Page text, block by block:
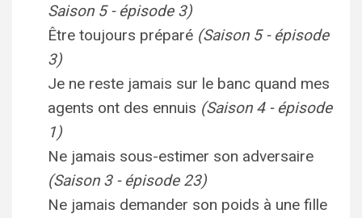
Saison 5 - épisode 3)
Être toujours préparé (Saison 5 - épisode
3)
Je ne reste jamais sur le banc quand mes
agents ont des ennuis (Saison 4 - épisode
1)
Ne jamais sous-estimer son adversaire
(Saison 3 - épisode 23)
Ne jamais demander son poids à une fille